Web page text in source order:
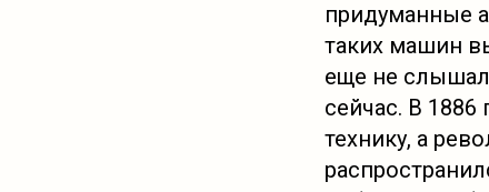
придуманные
таких машин
еще не
сейчас. В
технику, а